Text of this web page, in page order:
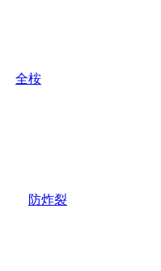
全桉
防炸裂